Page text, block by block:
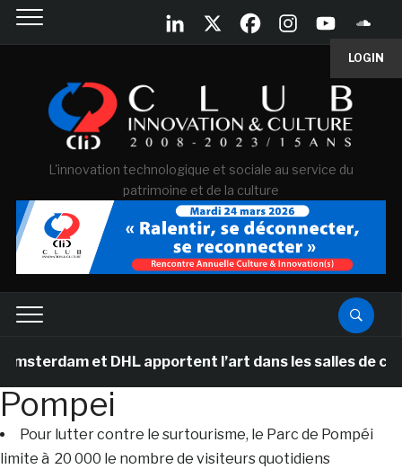
LOGIN
L'innovation technologique et sociale au service du
patrimoine et de la culture
et DHL apportent l’art dans les salles de
Pompei
Pour lutter contre le surtourisme, le Parc de Pompéi
limite à 20 000 le nombre de visiteurs quotidiens